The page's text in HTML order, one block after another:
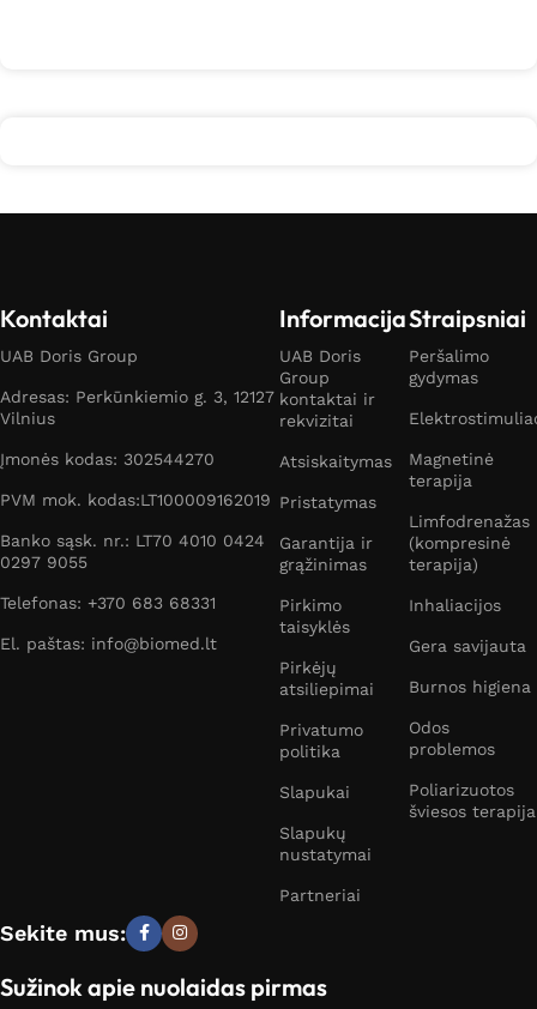
Kontaktai
UAB Doris Group
Adresas: Perkūnkiemio g. 3, 12127
Vilnius
Įmonės kodas: 302544270
PVM mok. kodas:LT100009162019
Banko sąsk. nr.: LT70 4010 0424
0297 9055
Telefonas: +370 683 68331
El. paštas: info@biomed.lt
Informacija
UAB Doris
Group
kontaktai ir
rekvizitai
Atsiskaitymas
Pristatymas
Garantija ir
grąžinimas
Pirkimo
taisyklės
Pirkėjų
atsiliepimai
Privatumo
politika
Slapukai
Slapukų
nustatymai
Partneriai
Straipsniai
Peršalimo
gydymas
Magnetinė
terapija
Limfodrenažas
(kompresinė
terapija)
Inhaliacijos
Gera savijauta
Burnos higiena
Odos
problemos
Poliarizuotos
šviesos terapija
Sekite mus:
Sužinok apie nuolaidas pirmas